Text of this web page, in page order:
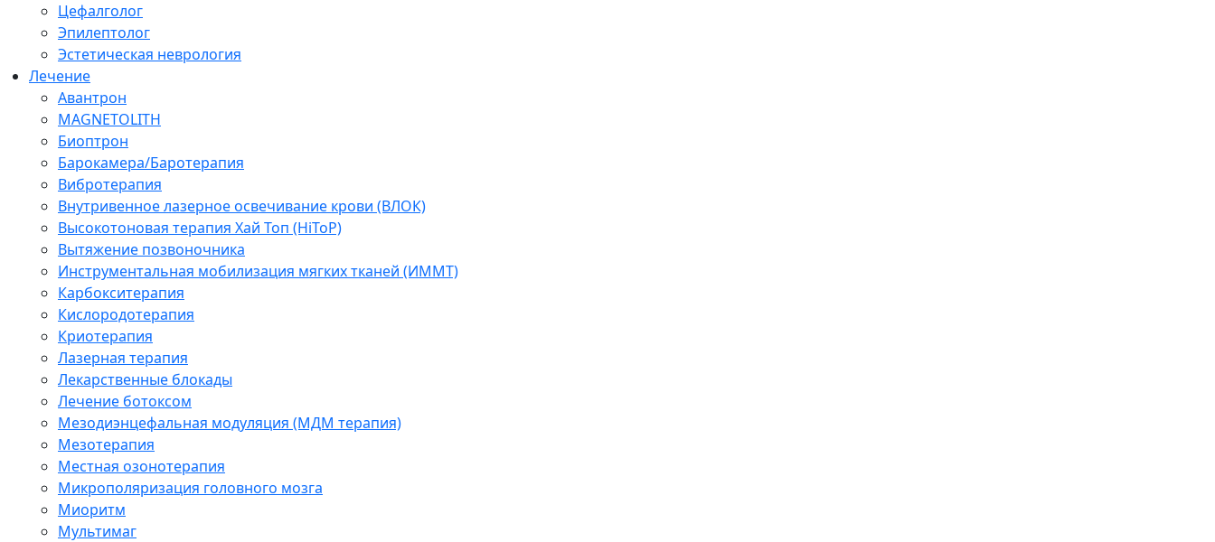
Цефалголог
Эпилептолог
Эстетическая неврология
Лечение
Авантрон
MAGNETOLITH
Биоптрон
Барокамера/Баротерапия
Вибротерапия
Внутривенное лазерное освечивание крови (ВЛОК)
Высокотоновая терапия Хай Топ (HiToP)
Вытяжение позвоночника
Инструментальная мобилизация мягких тканей (ИММТ)
Карбокситерапия
Кислородотерапия
Криотерапия
Лазерная терапия
Лекарственные блокады
Лечение ботоксом
Мезодиэнцефальная модуляция (МДМ терапия)
Мезотерапия
Местная озонотерапия
Микрополяризация головного мозга
Миоритм
Мультимаг